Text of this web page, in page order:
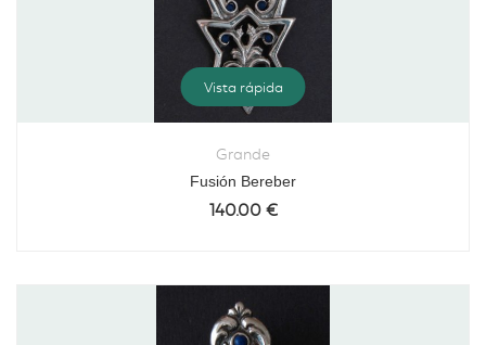
Vista rápida
Grande
Fusión Bereber
140.00€